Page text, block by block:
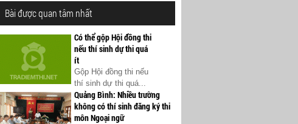
Bài được quan tâm nhất
Có thể gộp Hội đồng thi
nếu thí sinh dự thi quá
ít
Gộp Hội đồng thi nếu
thí sinh dự thi quá...
Quảng Bình: Nhiều trường
không có thí sinh đăng ký thi
môn Ngoại ngữ